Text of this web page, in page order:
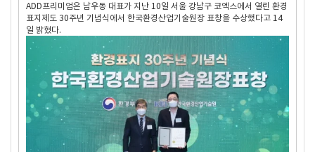
ADD프리미엄은 남우동 대표가 지난 10일 서울 강남구 코엑스에서 열린 환경
표지제도 30주년 기념식에서 한국환경산업기술원장 표창을 수상했다고 14
일 밝혔다.